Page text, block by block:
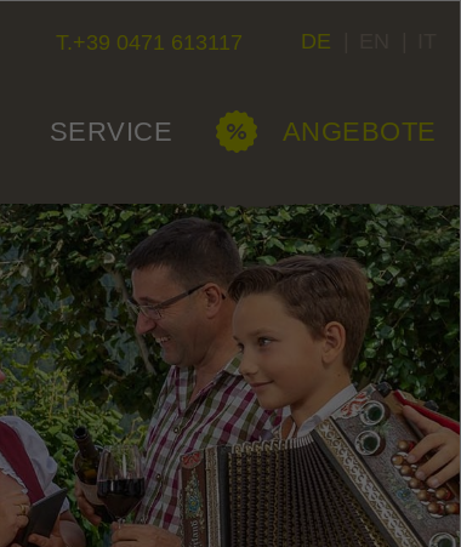
T.+39 0471 613117 DE
SERVICE ANGEBOTE